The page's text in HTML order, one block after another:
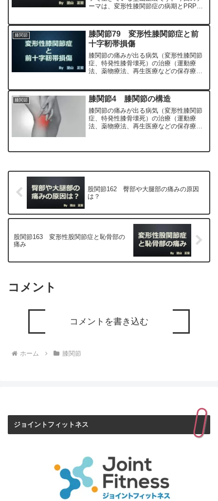
ーマは、変形性膝関節症の病期とPRP注
膝関節症は変形の進行度合いにより５段
階で分類されています。...
膝関節
膝関節79 変形性膝関節症と前
十字靭帯損傷
膝関節の痛みが出る病気（変形性膝関節
症、特発性膝骨壊死）の治療（運動療
法、薬物療法、再生医療などの保存療
専門医（人工関節手術を専門）の塗山正
宏が色々と説明します。
膝関節 膝関節4 膝関節の構造
膝関節の痛みが出る病気（変形性膝関節
症、特発性膝骨壊死）の治療（運動療
法、薬物療法、再生医療などの保存療
専門医（人工関節手術を専門）の塗山正
股関節162 臀部や大腿部の痛みの原因
は？
股関節163 変形性股関節症と恥骨部の
痛み
コメント
コメントを書き込む
ホーム 膝関節
ジョイントフィットネス